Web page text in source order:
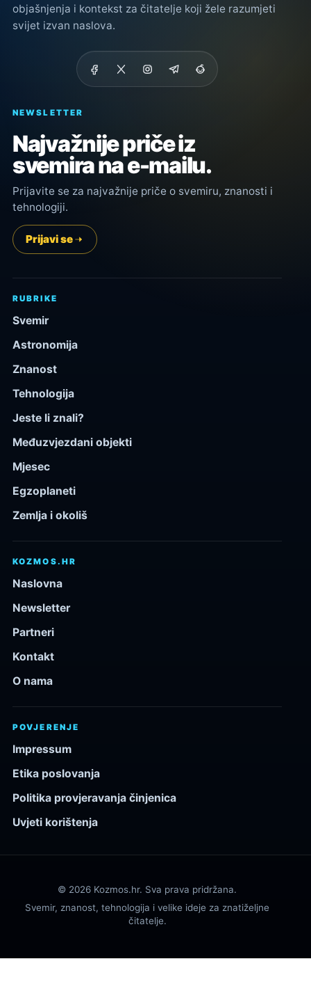
objašnjenja i kontekst za čitatelje koji žele razumjeti
svijet izvan naslova.
NEWSLETTER
Najvažnije priče iz
svemira na e-mailu.
Prijavite se za najvažnije priče o svemiru, znanosti i
tehnologiji.
Prijavi se
RUBRIKE
Svemir
Astronomija
Znanost
Tehnologija
Jeste li znali?
Međuzvjezdani objekti
Mjesec
Egzoplaneti
Zemlja i okoliš
KOZMOS.HR
Naslovna
Newsletter
Partneri
Kontakt
O nama
POVJERENJE
Impressum
Etika poslovanja
Politika provjeravanja činjenica
Uvjeti korištenja
© 2026 Kozmos.hr. Sva prava pridržana.
Svemir, znanost, tehnologija i velike ideje za znatiželjne
čitatelje.